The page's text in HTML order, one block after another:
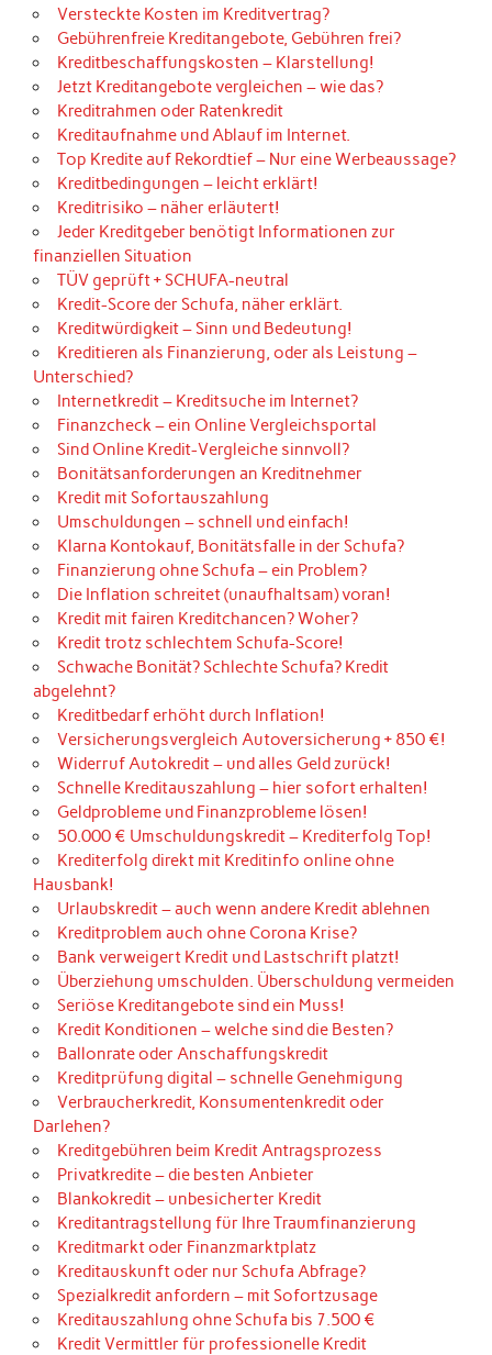
Versteckte Kosten im Kreditvertrag?
Gebührenfreie Kreditangebote, Gebühren frei?
Kreditbeschaffungskosten – Klarstellung!
Jetzt Kreditangebote vergleichen – wie das?
Kreditrahmen oder Ratenkredit
Kreditaufnahme und Ablauf im Internet.
Top Kredite auf Rekordtief – Nur eine Werbeaussage?
Kreditbedingungen – leicht erklärt!
Kreditrisiko – näher erläutert!
Jeder Kreditgeber benötigt Informationen zur
finanziellen Situation
TÜV geprüft + SCHUFA-neutral
Kredit-Score der Schufa, näher erklärt.
Kreditwürdigkeit – Sinn und Bedeutung!
Kreditieren als Finanzierung, oder als Leistung –
Unterschied?
Internetkredit – Kreditsuche im Internet?
Finanzcheck – ein Online Vergleichsportal
Sind Online Kredit-Vergleiche sinnvoll?
Bonitätsanforderungen an Kreditnehmer
Kredit mit Sofortauszahlung
Umschuldungen – schnell und einfach!
Klarna Kontokauf, Bonitätsfalle in der Schufa?
Finanzierung ohne Schufa – ein Problem?
Die Inflation schreitet (unaufhaltsam) voran!
Kredit mit fairen Kreditchancen? Woher?
Kredit trotz schlechtem Schufa-Score!
Schwache Bonität? Schlechte Schufa? Kredit
abgelehnt?
Kreditbedarf erhöht durch Inflation!
Versicherungsvergleich Autoversicherung + 850 €!
Widerruf Autokredit – und alles Geld zurück!
Schnelle Kreditauszahlung – hier sofort erhalten!
Geldprobleme und Finanzprobleme lösen!
50.000 € Umschuldungskredit – Krediterfolg Top!
Krediterfolg direkt mit Kreditinfo online ohne
Hausbank!
Urlaubskredit – auch wenn andere Kredit ablehnen
Kreditproblem auch ohne Corona Krise?
Bank verweigert Kredit und Lastschrift platzt!
Überziehung umschulden. Überschuldung vermeiden
Seriöse Kreditangebote sind ein Muss!
Kredit Konditionen – welche sind die Besten?
Ballonrate oder Anschaffungskredit
Kreditprüfung digital – schnelle Genehmigung
Verbraucherkredit, Konsumentenkredit oder
Darlehen?
Kreditgebühren beim Kredit Antragsprozess
Privatkredite – die besten Anbieter
Blankokredit – unbesicherter Kredit
Kreditantragstellung für Ihre Traumfinanzierung
Kreditmarkt oder Finanzmarktplatz
Kreditauskunft oder nur Schufa Abfrage?
Spezialkredit anfordern – mit Sofortzusage
Kreditauszahlung ohne Schufa bis 7.500 €
Kredit Vermittler für professionelle Kredit